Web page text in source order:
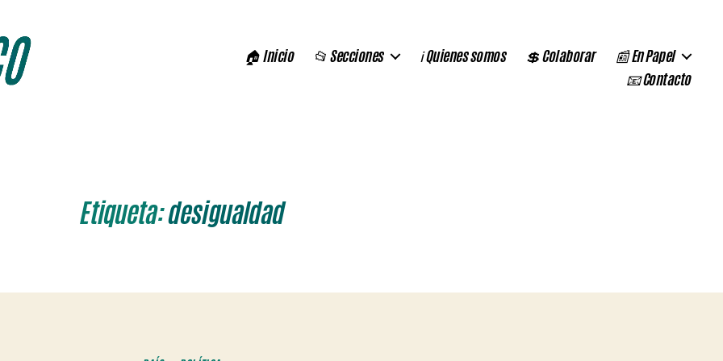
🏠 Inicio 📂 Secciones ℹ️ Quienes somos 💲 Colaborar
📰 En Papel
📧 Contacto
Etiqueta:desigualdad
Categorías